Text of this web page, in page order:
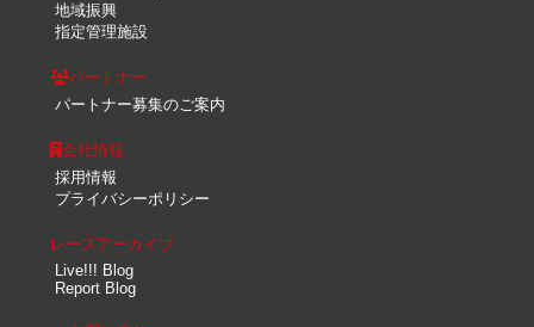
地域振興
指定管理施設
パートナー
パートナー募集のご案内
会社情報
採用情報
プライバシーポリシー
レースアーカイブ
Live!!! Blog
Report Blog